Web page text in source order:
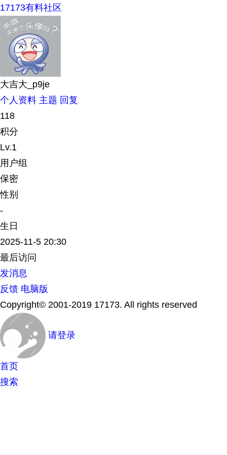
17173有料社区
大吉大_p9je
个人资料 主题 回复
118
积分
Lv.1
用户组
保密
性别
-
生日
2025-11-5 20:30
最后访问
发消息
反馈 电脑版
Copyright© 2001-2019 17173. All rights reserved
请登录
首页
搜索